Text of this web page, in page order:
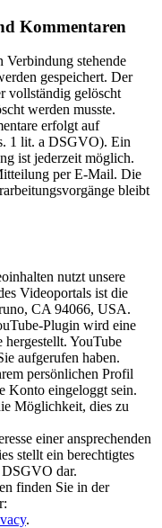
Kommentaren
stehende
gespeichert. Der
vollständig gelöscht
werden musste.
erfolgt auf
1 lit. a DSGVO). Ein
ist jederzeit möglich.
per E-Mail. Die
bleibt
nutzt unsere
Videoportals ist die
CA 94066, USA.
Plugin wird eine
YouTube
aufgerufen haben.
persönlichen Profil
Konto eingeloggt sein.
Möglichkeit, dies zu
einer ansprechenden
stellt ein berechtigtes
dar.
finden Sie in der
.